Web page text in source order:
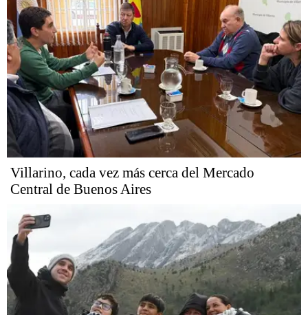
Villarino, cada vez más cerca del Mercado
Central de Buenos Aires